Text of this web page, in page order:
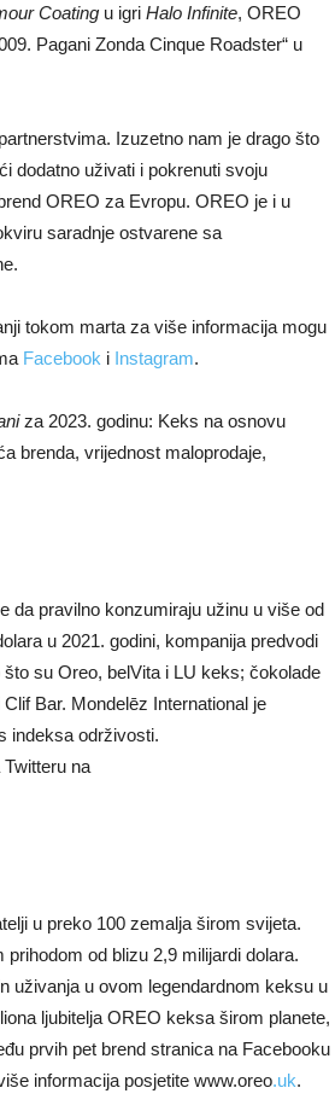
Coating u igri Halo Infinite, OREO
Pagani Zonda Cinque Roadster“ u
Izuzetno nam je drago što
dodatno uživati i pokrenuti svoju
OREO za Evropu. OREO je i u
saradnje ostvarene sa
tokom marta za više informacija mogu
Facebook i Instagram.
za 2023. godinu: Keks na osnovu
brenda, vrijednost maloprodaje,
da pravilno konzumiraju užinu u više od
u 2021. godini, kompanija predvodi
su Oreo, belVita i LU keks; čokolade
Bar. Mondelēz International je
indeksa održivosti.
na
u preko 100 zemalja širom svijeta.
od blizu 2,9 milijardi dolara.
uživanja u ovom legendardnom keksu u
ljubitelja OREO keksa širom planete,
prvih pet brend stranica na Facebooku
informacija posjetite www.oreo.uk.